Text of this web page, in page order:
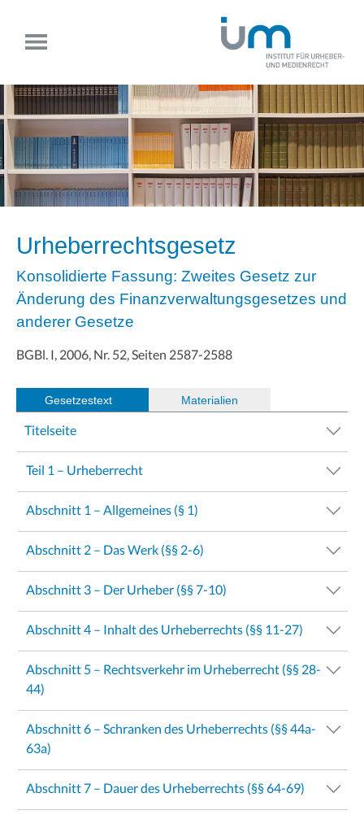
Urheberrechtsgesetz
Konsolidierte Fassung: Zweites Gesetz zur
Änderung des Finanzverwaltungsgesetzes und
anderer Gesetze
BGBl. I, 2006, Nr. 52, Seiten 2587-2588
Gesetzestext Materialien
Titelseite
Teil 1 – Urheberrecht
Abschnitt 1 – Allgemeines (§ 1)
Abschnitt 2 – Das Werk (§§ 2-6)
Abschnitt 3 – Der Urheber (§§ 7-10)
Abschnitt 4 – Inhalt des Urheberrechts (§§ 11-27)
Abschnitt 5 – Rechtsverkehr im Urheberrecht (§§ 28-
44)
Abschnitt 6 – Schranken des Urheberrechts (§§ 44a-
63a)
Abschnitt 7 – Dauer des Urheberrechts (§§ 64-69)